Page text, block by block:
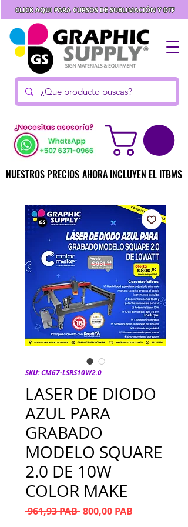
CLICK AQUI PARA CURSOS DE SUBLIMACIÓN Y DTF
NUESTROS PRECIOS AHORA INCLUYEN EL ITBMS
NUESTROS PRECIOS AHORA INCLUYEN EL ITBMS
SKU: CM67-LSRS10W2.0
LASER DE DIODO
AZUL PARA
GRABADO
MODELO SQUARE
2.0 DE 10W
COLOR MAKE
961,93 PAB Precio
800,00 PAB